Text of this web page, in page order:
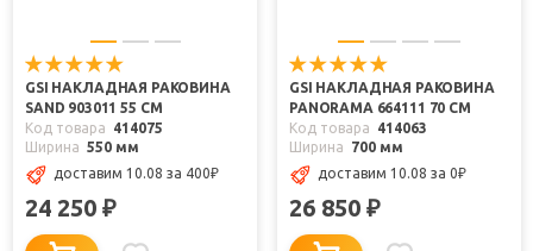
GSI НАКЛАДНАЯ РАКОВИНА
SAND 903011 55 СМ
Код товара
414075
Ширина 550 мм
доставим 10.08 за 400₽
24 250 ₽
GSI НАКЛАДНАЯ РАКОВИНА
PANORAMA 664111 70 СМ
Код товара
414063
Ширина
700 мм
доставим 10.08 за 0₽
26 850 ₽